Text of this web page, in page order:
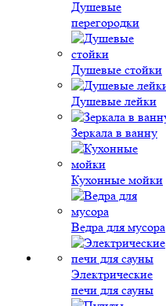
Душевые
перегородки
Душевые стойки
Душевые лейки
Зеркала в ванну
Кухонные мойки
Ведра для мусора
Электрические
печи для сауны